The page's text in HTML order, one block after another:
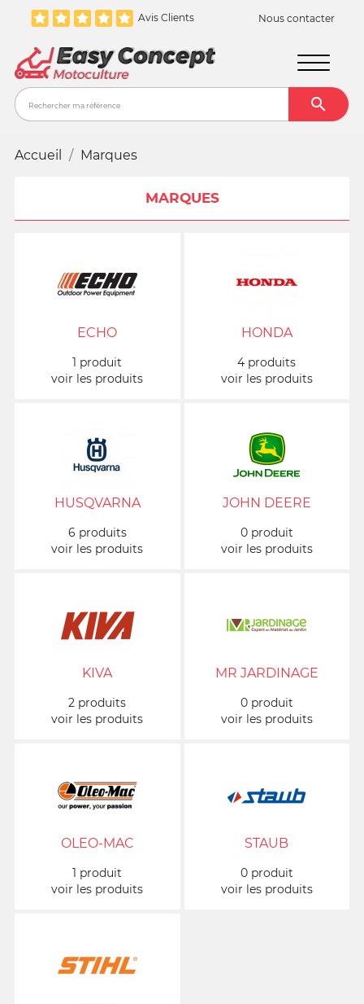
Avis Clients Nous contacter

Accueil Marques
MARQUES
ECHO
1 produit
voir les produits
HONDA
4 produits
voir les produits
HUSQVARNA
6 produits
voir les produits
JOHN DEERE
0 produit
voir les produits
KIVA
2 produits
voir les produits
MR JARDINAGE
0 produit
voir les produits
OLEO-MAC
1 produit
voir les produits
STAUB
0 produit
voir les produits